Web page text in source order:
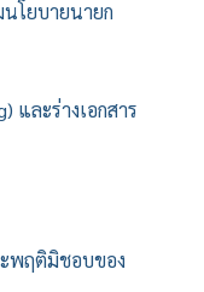
โยบายนายก
และร่างเอกสาร
ะพฤติมิชอบของ